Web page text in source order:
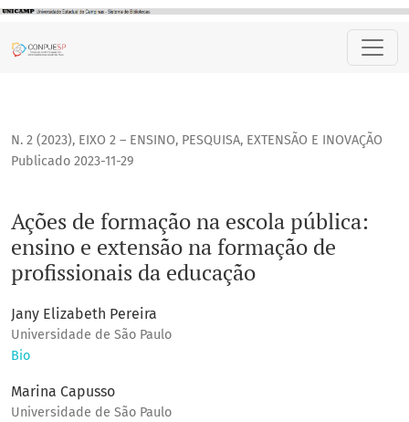
Ações de formação na escola pública: ensino e extensão
N. 2 (2023), EIXO 2 – ENSINO, PESQUISA, EXTENSÃO E INOVAÇÃO
Ações de formação na escola pública:
ensino e extensão na formação de
profissionais da educação
Publicado 2023-11-29
Jany Elizabeth Pereira
Universidade de São Paulo
Bio
Marina Capusso
Universidade de São Paulo